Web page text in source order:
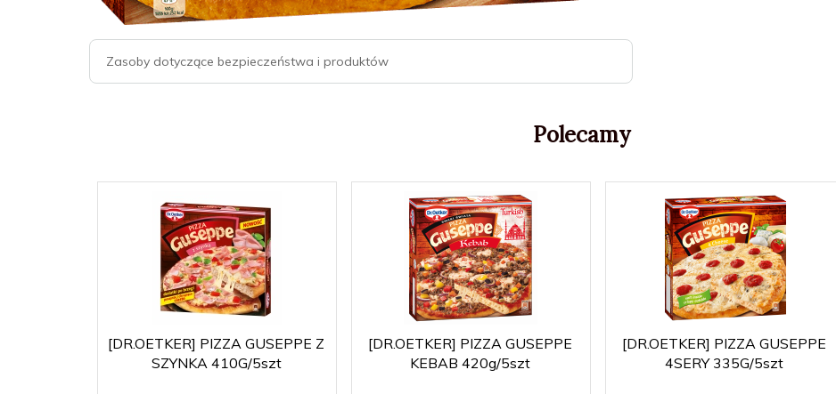
Zasoby dotyczące bezpieczeństwa i produktów
Polecamy
[DR.OETKER] PIZZA GUSEPPE Z
SZYNKA 410G/5szt
[DR.OETKER] PIZZA GUSEPPE
KEBAB 420g/5szt
[DR.OETKER] PIZZA GUSEPPE
4SERY 335G/5szt